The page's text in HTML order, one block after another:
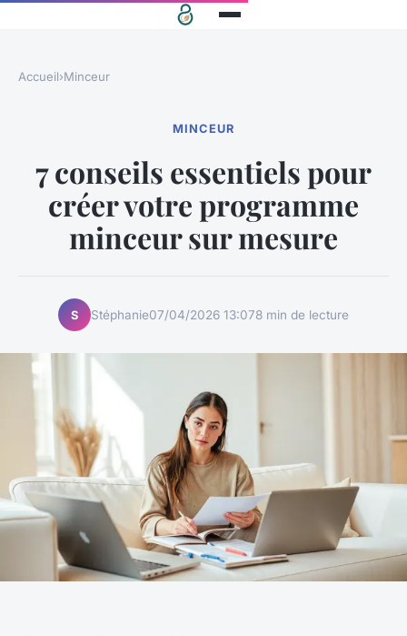
Accueil›Minceur
MINCEUR
7 conseils essentiels pour
créer votre programme
minceur sur mesure
S Stéphanie07/04/2026 13:078 min de lecture